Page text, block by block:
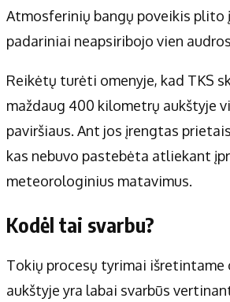
Atmosferinių bangų poveikis plito
padariniai neapsiribojo vien
Reikėtų turėti omenyje, kad TKS
maždaug 400 kilometrų aukštyje
paviršiaus. Ant jos įrengtas
kas nebuvo pastebėta atliekant
meteorologinius matavimus.
Kodėl tai svarbu?
Tokių procesų tyrimai išretintame
aukštyje yra labai svarbūs